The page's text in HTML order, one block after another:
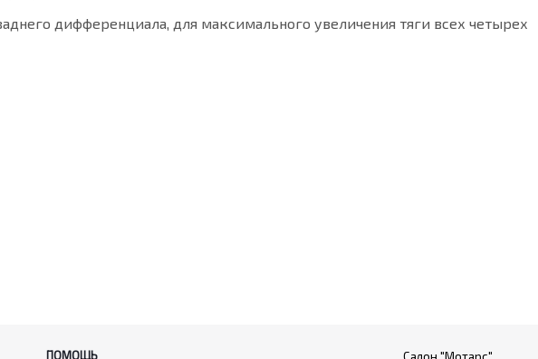
дифференциала, для максимального увеличения тяги всех четырех
ПОМОЩЬ